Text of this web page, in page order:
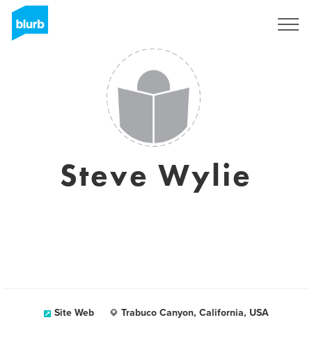
Steve Wylie
Site Web Trabuco Canyon, California, USA